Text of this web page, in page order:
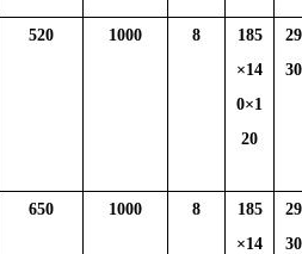
520 1000 8
185
×14
0×1
20
650 1000 8
185
×14